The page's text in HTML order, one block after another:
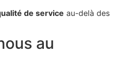
de service au-delà des
au